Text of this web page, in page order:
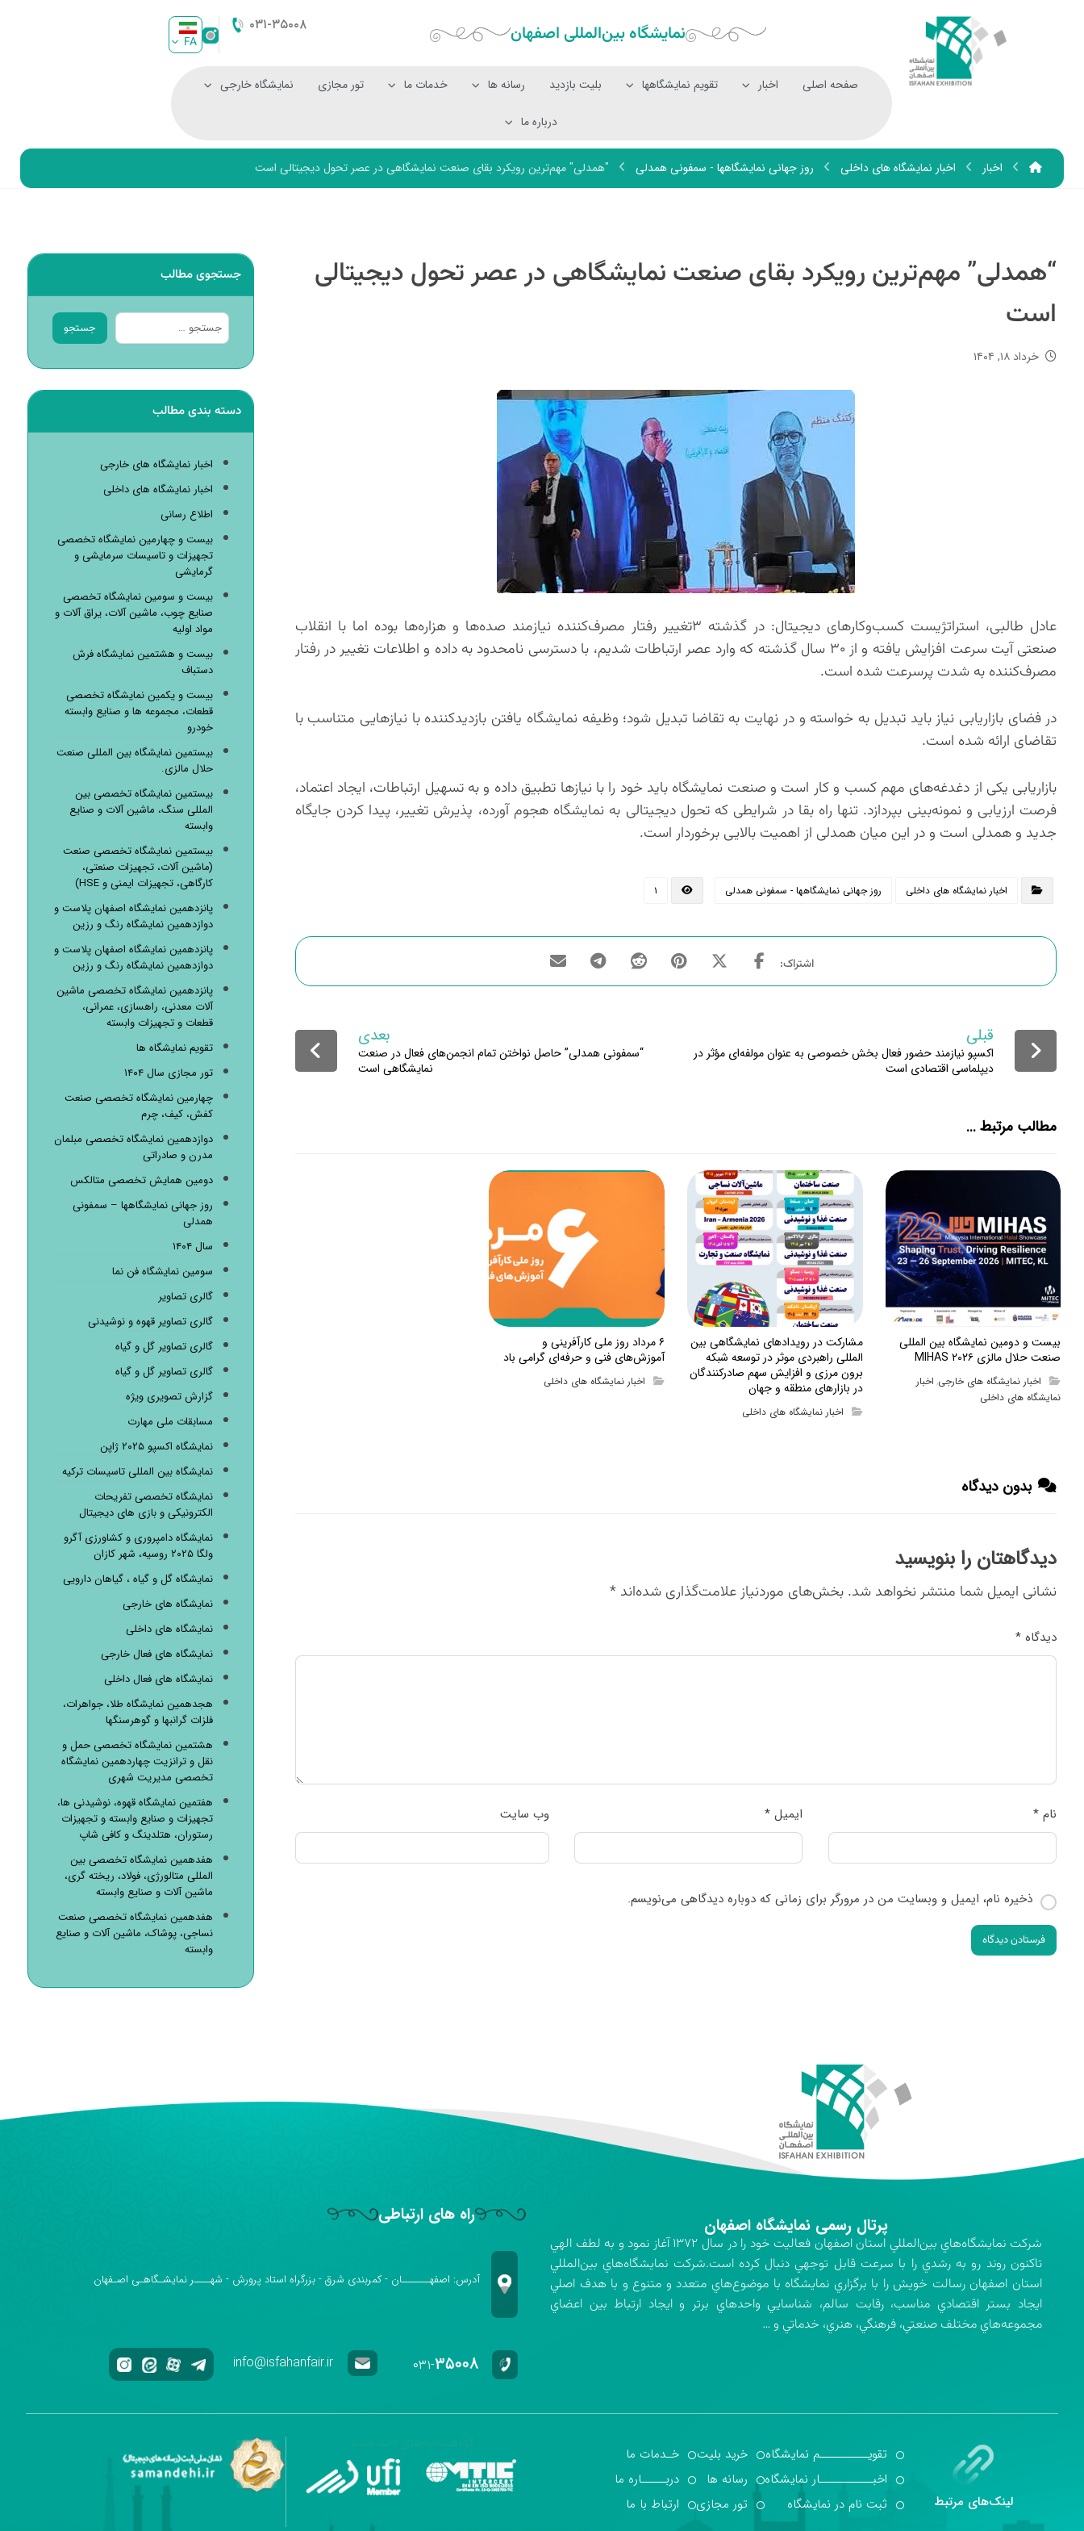
نمایشگاه بین‌المللی‌ اصفهان ۰۳۱-۳۵۰۰۸
FA
صفحه اصلی اخبار تقویم نمایشگاهها بلیت بازدید رسانه ها خدمات ما تور مجازی نمایشگاه خارجی
درباره ما
اخبار اخبار نمایشگاه های داخلی روز جهانی نمایشگاهها - سمفونی همدلی "همدلی" مهم‌ترین رویکرد بقای صنعت نمایشگاهی در عصر تحول دیجیتالی است
“همدلی” مهم‌ترین رویکرد بقای صنعت نمایشگاهی در عصر تحول دیجیتالی
است
خرداد ۱۸, ۱۴۰۴
عادل طالبی، استراتژيست کسب‌وکارهای دیجیتال: در گذشته ۳تغییر رفتار مصرف‌کننده نیازمند صده‌ها و هزاره‌ها بوده اما با انقلاب
صنعتی آیت سرعت افزایش یافته و از ۳۰ سال گذشته که وارد عصر ارتباطات شدیم، با دسترسی نامحدود به داده و اطلاعات تغییر در رفتار
مصرف‌کننده به شدت پرسرعت شده است.
در فضای بازاریابی نیاز باید تبدیل به خواسته و در نهایت به تقاضا تبدیل شود؛ وظیفه نمایشگاه یافتن بازدیدکننده با نیازهایی متناسب با
تقاضای ارائه شده است.
بازاریابی یکی از دغدغه‌های مهم کسب و کار است و صنعت نمایشگاه باید خود را با نیازها تطبیق داده و به تسهیل ارتباطات، ایجاد اعتماد،
فرصت ارزیابی و نمونه‌بینی بپردازد. تنها راه بقا در شرایطی که تحول دیجیتالی به نمایشگاه هجوم آورده، پذیرش تغییر، پیدا کردن جایگاه
جدید و همدلی است و در این میان همدلی از اهمیت بالایی برخوردار است.
اخبار نمایشگاه های داخلی روز جهانی نمایشگاهها - سمفونی همدلی ۱
قبلی
اکسپو نیازمند حضور فعال بخش خصوصی به عنوان مولفه‌ای مؤثر در
دیپلماسی اقتصادی است
بعدی
“سمفونی همدلی” حاصل نواختن تمام انجمن‌های فعال در صنعت
نمایشگاهی است
مطالب مرتبط ...
بیست و دومین نمایشگاه بین المللی
صنعت حلال مالزی MIHAS ۲۰۲۶
اخبار نمایشگاه های خارجی, اخبار
نمایشگاه های داخلی
مشارکت در رویدادهای نمایشگاهی بین
المللی راهبردی موثر در توسعه شبکه
برون مرزی و افزایش سهم صادرکنندگان
در بازارهای منطقه و جهان
اخبار نمایشگاه های داخلی
۶ مرداد روز ملی کارآفرینی و
آموزش‌های فنی و حرفه‌ای گرامی باد
اخبار نمایشگاه های داخلی
بدون دیدگاه
دیدگاهتان را بنویسید
نشانی ایمیل شما منتشر نخواهد شد. بخش‌های موردنیاز علامت‌گذاری شده‌اند *
دیدگاه *
نام * ایمیل * وب‌ سایت
ذخیره نام، ایمیل و وبسایت من در مرورگر برای زمانی که دوباره دیدگاهی می‌نویسم.
فرستادن دیدگاه
جستجوی مطالب
جستجو
دسته بندی مطالب
اخبار نمایشگاه های خارجی
اخبار نمایشگاه های داخلی
اطلاع رسانی
بیست و چهارمین نمایشگاه تخصصی
تجهیزات و تاسیسات سرمایشی و
گرمایشی
بیست و سومین نمایشگاه تخصصی
صنایع چوب، ماشین آلات، یراق آلات و
مواد اولیه
بیست و هشتمین نمایشگاه فرش
دستباف
بیست و یکمین نمایشگاه تخصصی
قطعات، مجموعه ها و صنایع وابسته
خودرو
بیستمین نمایشگاه بین المللی صنعت
حلال مالزی.
بیستمین نمایشگاه تخصصی بین
المللی سنگ، ماشین آلات و صنایع
وابسته
بیستمین نمایشگاه تخصصی صنعت
(ماشین آلات، تجهیزات صنعتی،
کارگاهی، تجهیزات ایمنی و HSE)
پانزدهمین نمایشگاه اصفهان پلاست و
دوازدهمین نمایشگاه رنگ و رزین
پانزدهمین نمایشگاه اصفهان پلاست و
دوازدهمین نمایشگاه رنگ و رزین
پانزدهمین نمایشگاه تخصصی ماشین
آلات معدنی، راهسازی، عمرانی،
قطعات و تجهیزات وابسته
تقویم نمایشگاه ها
تور مجازی سال ۱۴۰۴
چهارمین نمایشگاه تخصصی صنعت
کفش، کیف، چرم
دوازدهمین نمایشگاه تخصصی مبلمان
مدرن و صادراتی
دومین همایش تخصصی متالکس
روز جهانی نمایشگاهها – سمفونی
همدلی
سال ۱۴۰۴
سومین نمایشگاه فن نما
گالری تصاویر
گالری تصاویر قهوه و نوشیدنی
گالری تصاویر گل و گیاه
گالری تصاویر گل و گیاه
گزارش تصویری ویژه
مسابقات ملی مهارت
نمایشگاه اکسپو ۲۰۲۵ ژاپن
نمایشگاه بین المللی تاسیسات ترکیه
نمایشگاه تخصصی تفریحات
الکترونیکی و بازی های دیجیتال
نمایشگاه دامپروری و کشاورزی آگرو
ولگا ۲۰۲۵ روسیه، شهر کازان
نمایشگاه گل و گیاه ، گیاهان دارویی
نمایشگاه های خارجی
نمایشگاه های داخلی
نمایشگاه های فعال خارجی
نمایشگاه های فعال داخلی
هجدهمین نمایشگاه طلا، جواهرات،
فلزات گرانبها و گوهرسنگها
هشتمین نمایشگاه تخصصی حمل و
نقل و ترانزیت چهاردهمین نمایشگاه
تخصصی مدیریت شهری
هفتمین نمایشگاه قهوه، نوشیدنی ها،
تجهیزات و صنایع وابسته و تجهیزات
رستوران، هتلدینگ و کافی شاپ
هفدهمین نمایشگاه تخصصی بین
المللی متالورژی، فولاد، ریخته گری،
ماشین آلات و صنایع وابسته
هفدهمین نمایشگاه تخصصی صنعت
نساجی، پوشاک، ماشین آلات و صنایع
وابسته
پرتال رسمی نمایشگاه اصفهان
شركت نمايشگاه‌هاي بين‌المللي استان اصفهان فعاليت خود را در سال ۱۳۷۲ آغاز نمود و به لطف الهي
تاكنون روند رو به رشدي را با سرعت قابل توجهي دنبال كرده است.شركت نمايشگاه‌هاي بين‌المللي
استان اصفهان رسالت خويش را با برگزاري نمايشگاه با موضوع‌هاي متعدد و متنوع و با هدف اصلي
ايجاد بستر اقتصادي مناسب، رقابت سالم، شناسايي واحدهاي برتر و ايجاد ارتباط بين اعضاي
مجموعه‌هاي مختلف صنعتي، فرهنگي، هنري، خدماتي و …
راه های ارتباطی
آدرس: اصفهـــــــان - کمربندی شرق - بزرگراه استاد پرورش - شهــــر نمایشـگاهـی اصـفهان
۰۳۱-۳۵۰۰۸ info@isfahanfair.ir
لینک‌های مرتبط
تقویــــــــــم نمایشگاه
اخبـــــــــــار نمایشگاه
ثبت نام در نمایشگاه
خرید بلیت
رسانه ها
تور مجازی
خـدمات ما
دربـــــاره ما
ارتباط با ما